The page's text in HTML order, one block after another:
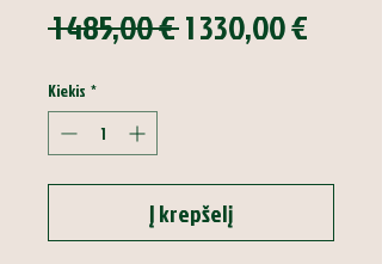
1 485,00 € Įprastinė
1 330,00 €
Kiekis *
Į krepšelį